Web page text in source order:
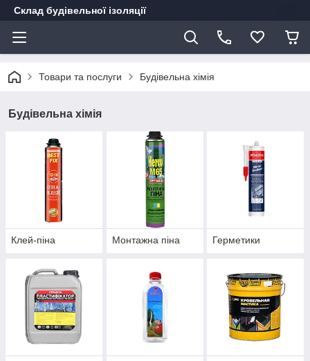
Склад будівельної ізоляції
Товари та послуги Будівельна хімія
Будівельна хімія
Клей-піна Монтажна піна Герметики